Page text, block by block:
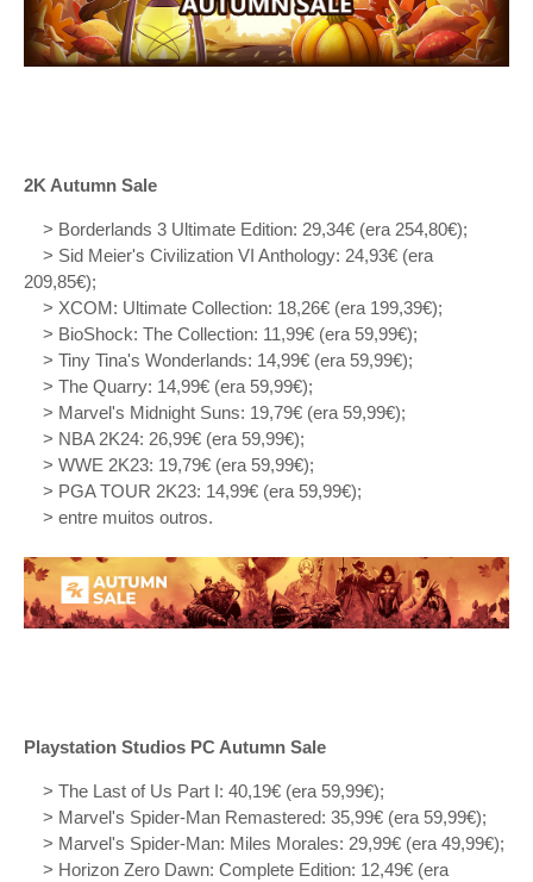
2K Autumn Sale
> Borderlands 3 Ultimate Edition: 29,34€ (era 254,80€);
> Sid Meier's Civilization VI Anthology: 24,93€ (era
209,85€);
> XCOM: Ultimate Collection: 18,26€ (era 199,39€);
> BioShock: The Collection: 11,99€ (era 59,99€);
> Tiny Tina's Wonderlands: 14,99€ (era 59,99€);
> The Quarry: 14,99€ (era 59,99€);
> Marvel's Midnight Suns: 19,79€ (era 59,99€);
> NBA 2K24: 26,99€ (era 59,99€);
> WWE 2K23: 19,79€ (era 59,99€);
> PGA TOUR 2K23: 14,99€ (era 59,99€);
> entre muitos outros.
Playstation Studios PC Autumn Sale
> The Last of Us Part I: 40,19€ (era 59,99€);
> Marvel's Spider-Man Remastered: 35,99€ (era 59,99€);
> Marvel's Spider-Man: Miles Morales: 29,99€ (era 49,99€);
> Horizon Zero Dawn: Complete Edition: 12,49€ (era